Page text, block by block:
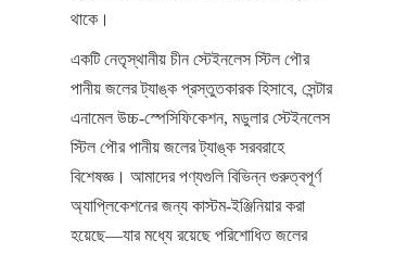
থাকে।
একটি নেতৃস্থানীয় চীন স্টেইনলেস স্টিল পৌর
পানীয় জলের ট্যাঙ্ক প্রস্তুতকারক হিসাবে, সেন্টার
এনামেল উচ্চ-স্পেসিফিকেশন, মডুলার স্টেইনলেস
স্টিল পৌর পানীয় জলের ট্যাঙ্ক সরবরাহে
বিশেষজ্ঞ। আমাদের পণ্যগুলি বিভিন্ন গুরুত্বপূর্ণ
অ্যাপ্লিকেশনের জন্য কাস্টম-ইঞ্জিনিয়ার করা
হয়েছে—যার মধ্যে রয়েছে পরিশোধিত জলের